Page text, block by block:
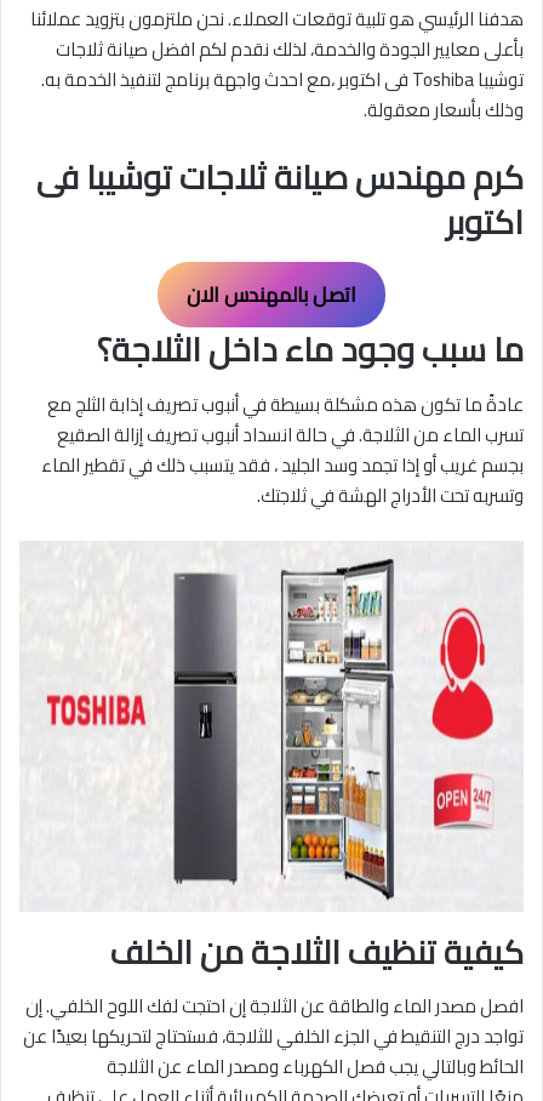
هدفنا الرئيسي هو تلبية توقعات العملاء. نحن ملتزمون بتزويد عملائنا
بأعلى معايير الجودة والخدمة، لذلك نقدم لكم افضل صيانة ثلاجات
توشيبا Toshiba فى اكتوبر ،مع احدث واجهة برنامج لتنفيذ الخدمة به.
وذلك بأسعار معقولة.
كرم مهندس صيانة ثلاجات توشيبا فى
اكتوبر
اتصل بالمهندس الان
ما سبب وجود ماء داخل الثلاجة؟
عادةً ما تكون هذه مشكلة بسيطة في أنبوب تصريف إذابة الثلج مع
تسرب الماء من الثلاجة. في حالة انسداد أنبوب تصريف إزالة الصقيع
بجسم غريب أو إذا تجمد وسد الجليد ، فقد يتسبب ذلك في تقطير الماء
وتسربه تحت الأدراج الهشة في ثلاجتك.
كيفية تنظيف الثلاجة من الخلف
افصل مصدر الماء والطاقة عن الثلاجة إن احتجت لفك اللوح الخلفي. إن
تواجد درج التنقيط في الجزء الخلفي للثلاجة، فستحتاج لتحريكها بعيدًا عن
الحائط وبالتالي يجب فصل الكهرباء ومصدر الماء عن الثلاجة